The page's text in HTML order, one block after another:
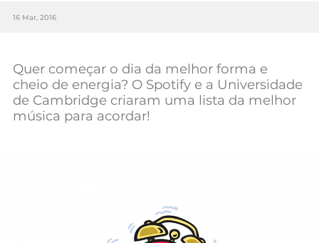
Sociedade
Negócios
Mundial 2026
16 Mar, 2016
Quer começar o dia da melhor forma e
cheio de energia? O Spotify e a Universidade
de Cambridge criaram uma lista da melhor
música para acordar!